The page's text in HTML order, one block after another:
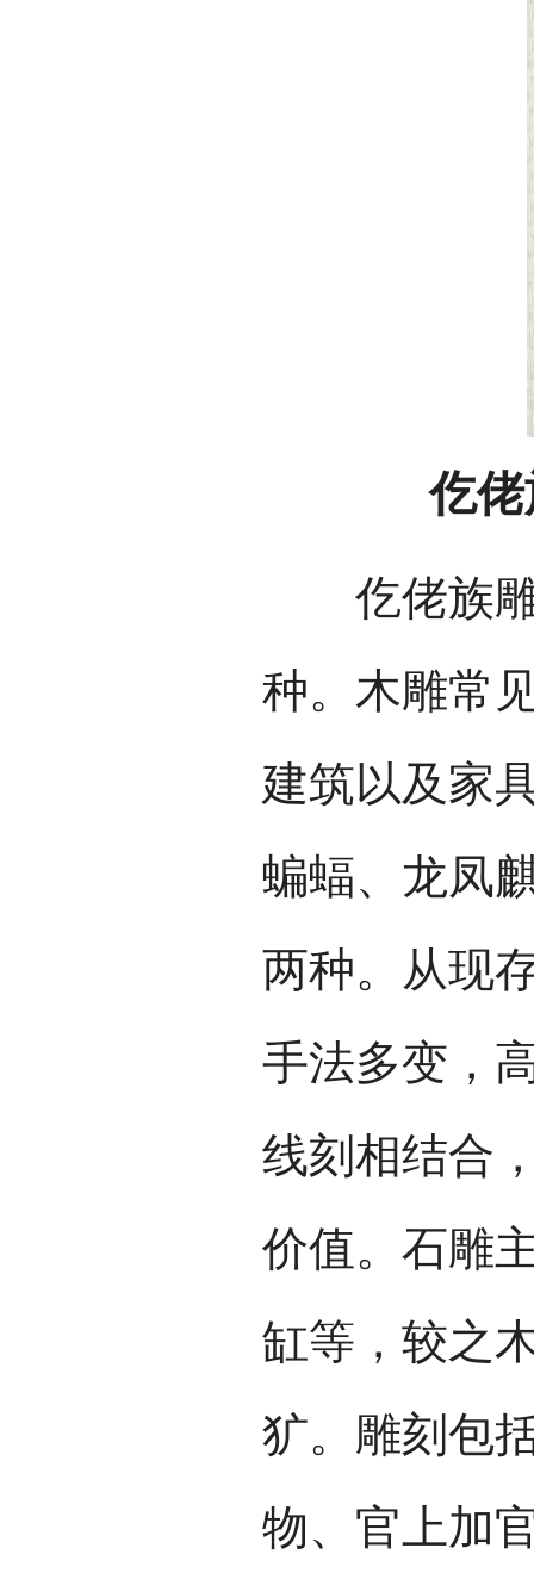
仡
仡佬族雕
种。木雕常
建筑以及家
蝙蝠、龙凤
两种。从现
手法多变，
线刻相结合
价值。石雕
缸等，较之
犷。雕刻包
物、官上加